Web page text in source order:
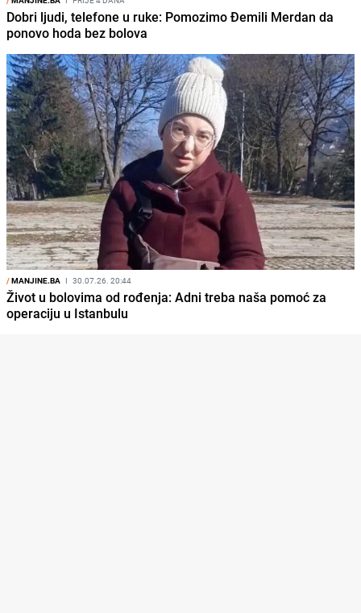
Dobri ljudi, telefone u ruke: Pomozimo Đemili Merdan da
ponovo hoda bez bolova
/MANJINE.BA I 30.07.26. 20:44
Život u bolovima od rođenja: Adni treba naša pomoć za
operaciju u Istanbulu